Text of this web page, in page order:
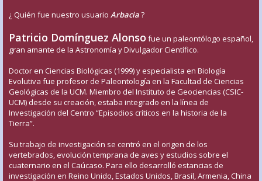
¿ Quién fue nuestro usuario Arbacia?
Patricio Domínguez Alonso fue un paleontólogo español,
gran amante de la Astronomía y Divulgador Científico.
Doctor en Ciencias Biológicas (1999) y especialista en Biología
Evolutiva fue profesor de Paleontología en la Facultad de Ciencias
Geológicas de la UCM. Miembro del Instituto de Geociencias (CSIC-
UCM) desde su creación, estaba integrado en la línea de
Investigación del Centro “Episodios críticos en la historia de la
Tierra”.
Su trabajo de investigación se centró en el origen de los
vertebrados, evolución temprana de aves y estudios sobre el
cuaternario en el Caúcaso. Para ello desarrolló estancias de
investigación en Reino Unido, Estados Unidos, Brasil, Armenia, China